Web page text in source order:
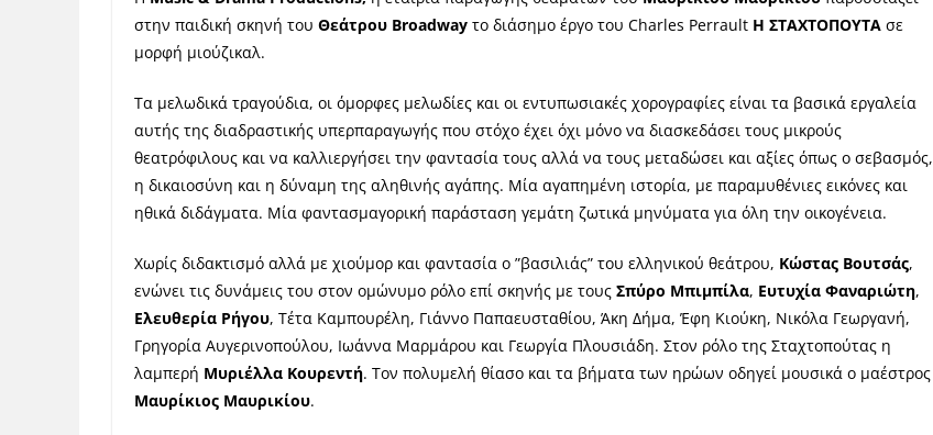
στην παιδική σκηνή του Θεάτρου Broadway το διάσημο έργο του Charles Perrault Η ΣΤΑΧΤΟΠΟΥΤΑ σε
μορφή μιούζικαλ.
Τα μελωδικά τραγούδια, οι όμορφες μελωδίες και οι εντυπωσιακές χορογραφίες είναι τα βασικά εργαλεία
αυτής της διαδραστικής υπερπαραγωγής που στόχο έχει όχι μόνο να διασκεδάσει τους μικρούς
θεατρόφιλους και να καλλιεργήσει την φαντασία τους αλλά να τους μεταδώσει και αξίες όπως ο σεβασμός,
η δικαιοσύνη και η δύναμη της αληθινής αγάπης. Μία αγαπημένη ιστορία, με παραμυθένιες εικόνες και
ηθικά διδάγματα. Μία φαντασμαγορική παράσταση γεμάτη ζωτικά μηνύματα για όλη την οικογένεια.
Χωρίς διδακτισμό αλλά με χιούμορ και φαντασία ο ”βασιλιάς” του ελληνικού θεάτρου, Κώστας Βουτσάς,
ενώνει τις δυνάμεις του στον ομώνυμο ρόλο επί σκηνής με τους Σπύρο Μπιμπίλα, Ευτυχία Φαναριώτη,
Ελευθερία Ρήγου, Τέτα Καμπουρέλη, Γιάννο Παπαευσταθίου, Άκη Δήμα, Έφη Κιούκη, Νικόλα Γεωργανή,
Γρηγορία Αυγερινοπούλου, Ιωάννα Μαρμάρου και Γεωργία Πλουσιάδη. Στον ρόλο της Σταχτοπούτας η
λαμπερή Μυριέλλα Κουρεντή. Τον πολυμελή θίασο και τα βήματα των ηρώων οδηγεί μουσικά ο μαέστρος
Μαυρίκιος Μαυρικίου.